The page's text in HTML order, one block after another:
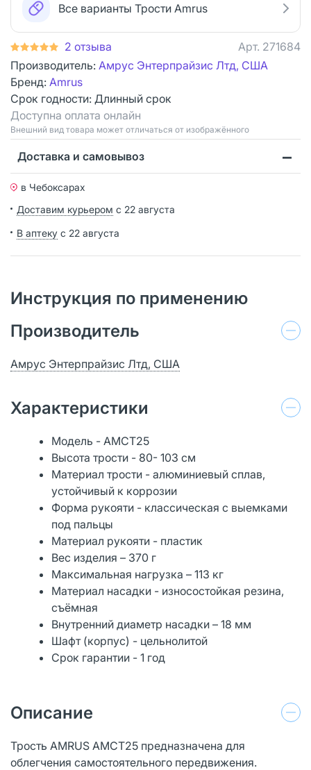
Все варианты Трости Amrus
2 отзыва Арт. 271684
Производитель: Амрус Энтерпрайзис Лтд, США
Бренд: Amrus
Срок годности: Длинный срок
Доступна оплата онлайн
Bнешний вид товара может отличаться от изображённого
Доставка и самовывоз
в Чебоксарах
Доставим курьером с 22 августа
В аптеку с 22 августа
Инструкция по применению
Производитель
Амрус Энтерпрайзис Лтд, США
Характеристики
Модель - AMCТ25
Высота трости - 80- 103 см
Материал трости - алюминиевый сплав,
устойчивый к коррозии
Форма рукояти - классическая с выемками
под пальцы
Материал рукояти - пластик
Вес изделия – 370 г
Максимальная нагрузка – 113 кг
Материал насадки - износостойкая резина,
съёмная
Внутренний диаметр насадки – 18 мм
Шафт (корпус) - цельнолитой
Срок гарантии - 1 год
Описание
Трость AMRUS AMCТ25 предназначена для
облегчения самостоятельного передвижения.